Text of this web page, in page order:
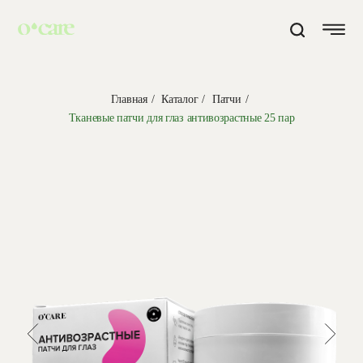
Главная / Каталог / Патчи /
Тканевые патчи для глаз антивозрастные 25 пар